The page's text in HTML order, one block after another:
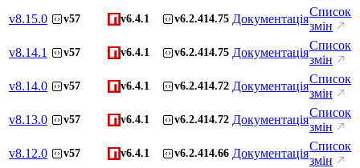
v8.15.0 v57 v6.4.1 v6.2.414.75 Документація
Список
змін
v8.14.1 v57 v6.4.1 v6.2.414.75 Документація
Список
змін
v8.14.0 v57 v6.4.1 v6.2.414.72 Документація
Список
змін
v8.13.0 v57 v6.4.1 v6.2.414.72 Документація
Список
змін
v8.12.0 v57 v6.4.1 v6.2.414.66 Документація
Список
змін